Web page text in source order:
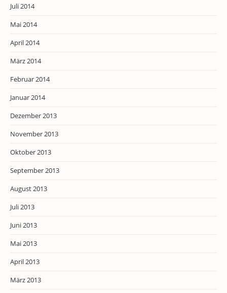
Juli 2014
Mai 2014
April 2014
März 2014
Februar 2014
Januar 2014
Dezember 2013
November 2013
Oktober 2013
September 2013
August 2013
Juli 2013
Juni 2013
Mai 2013
April 2013
März 2013